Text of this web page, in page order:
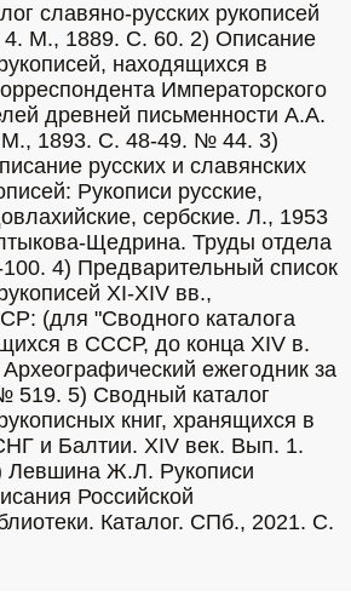
славяно-русских рукописей
М., 1889. С. 60. 2) Описание
находящихся в
Императорского
древней письменности А.А.
М., 1893. С. 48-49. № 44. 3)
русских и славянских
Рукописи русские,
сербские. Л., 1953
Щедрина. Труды отдела
4) Предварительный список
XI-XIV вв.,
(для "Сводного каталога
в СССР, до конца XIV в.
ежегодник за
519. 5) Сводный каталог
книг, хранящихся в
и Балтии. XIV век. Вып. 1.
Ж.Л. Рукописи
Российской
Каталог. СПб., 2021. С.